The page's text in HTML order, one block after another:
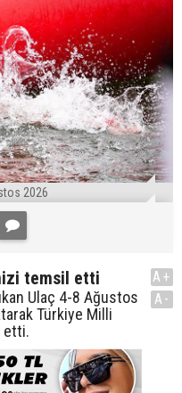
2026
temsil etti
Ulaç 4-8 Ağustos
Türkiye Milli
etti.
A+
A-